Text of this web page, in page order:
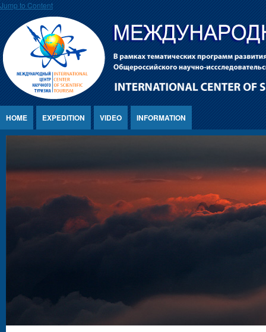
Jump to Content
HOME EXPEDITION VIDEO INFORMATION